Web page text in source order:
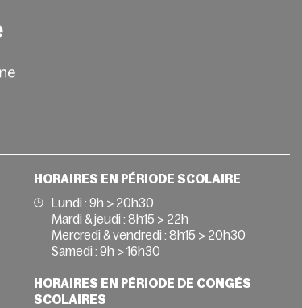
HORAIRES EN PÉRIODE SCOLAIRE
Lundi : 9h > 20h30
Mardi & jeudi : 8h15 > 22h
Mercredi & vendredi : 8h15 > 20h30
Samedi : 9h > 16h30
HORAIRES EN PÉRIODE DE CONGÉS
SCOLAIRES